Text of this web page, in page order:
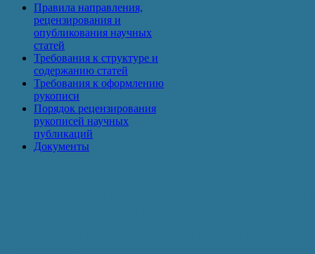
Правила направления,
рецензирования и
опубликования научных
статей
Требования к структуре и
содержанию статей
Требования к оформлению
рукописи
Порядок рецензирования
рукописей научных
публикаций
Документы